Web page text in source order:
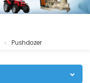
Pushdozer